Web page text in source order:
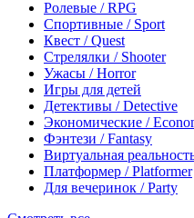
Ролевые / RPG
Спортивные / Sport
Квест / Quest
Стрелялки / Shooter
Ужасы / Horror
Игры для детей
Детективы / Detective
Экономические /
Фэнтези / Fantasy
Виртуальная
Платформер / Platformer
Для вечеринок / Party